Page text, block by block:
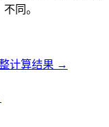
同。
计算结果 →